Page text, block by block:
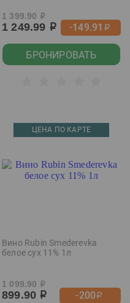
1 399.90 р
1 249.99 р -149.91 р
БРОНИРОВАТЬ
ЦЕНА ПО КАРТЕ
Вино Rubin Smederevka
белое сух 11% 1л
1 099.90 р
899.90 р -200р